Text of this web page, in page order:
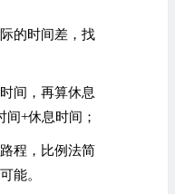
的时间差，找
间，再算休息
间+休息时间；
程，比例法简
能。